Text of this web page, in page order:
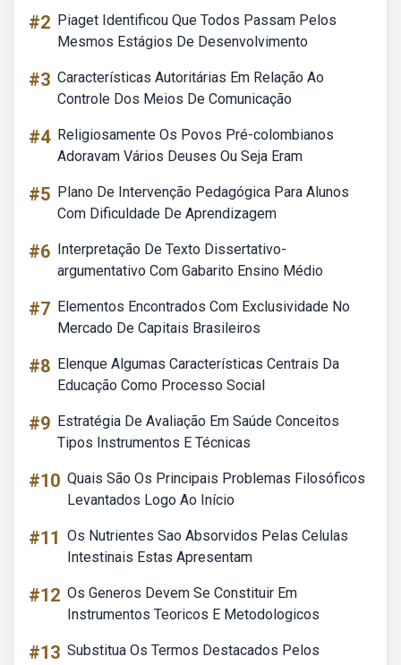
#2 Piaget Identificou Que Todos Passam Pelos
Mesmos Estágios De Desenvolvimento
#3 Características Autoritárias Em Relação Ao
Controle Dos Meios De Comunicação
#4 Religiosamente Os Povos Pré-colombianos
Adoravam Vários Deuses Ou Seja Eram
#5 Plano De Intervenção Pedagógica Para Alunos
Com Dificuldade De Aprendizagem
#6 Interpretação De Texto Dissertativo-
argumentativo Com Gabarito Ensino Médio
#7 Elementos Encontrados Com Exclusividade No
Mercado De Capitais Brasileiros
#8 Elenque Algumas Características Centrais Da
Educação Como Processo Social
#9 Estratégia De Avaliação Em Saúde Conceitos
Tipos Instrumentos E Técnicas
#10 Quais São Os Principais Problemas Filosóficos
Levantados Logo Ao Início
#11 Os Nutrientes Sao Absorvidos Pelas Celulas
Intestinais Estas Apresentam
#12 Os Generos Devem Se Constituir Em
Instrumentos Teoricos E Metodologicos
#13 Substitua Os Termos Destacados Pelos